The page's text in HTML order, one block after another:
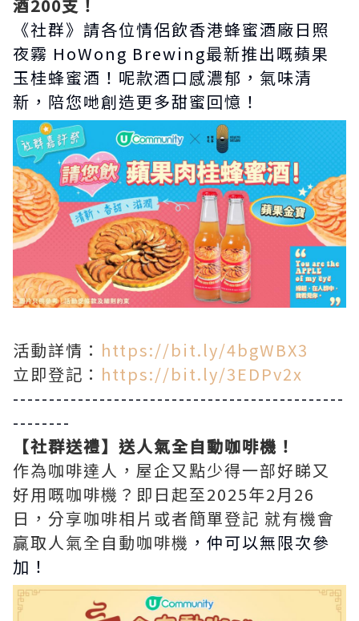
酒200支！
《社群》請各位情侶飲香港蜂蜜酒廠日照
夜霧 HoWong Brewing最新推出嘅蘋果
玉桂蜂蜜酒！呢款酒口感濃郁，氣味清
新，陪您哋創造更多甜蜜回憶！
活動詳情： https://bit.ly/4bgWBX3
立即登記： https://bit.ly/3EDPv2x
----------------------------------------------
--------
【社群送禮】送人氣全自動咖啡機！
作為咖啡達人，屋企又點少得一部好睇又
好用嘅咖啡機？即日起至2025年2月26
日，分享咖啡相片或者簡單登記 就有機會
贏取人氣全自動咖啡機 ，仲可以無限次參
加！